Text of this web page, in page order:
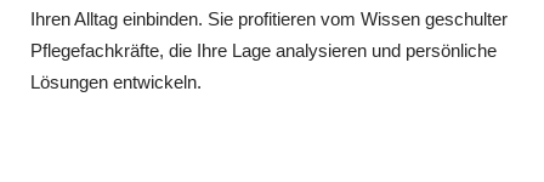
Ihren Alltag einbinden. Sie profitieren vom Wissen geschulter
Pflegefachkräfte, die Ihre Lage analysieren und persönliche
Lösungen entwickeln.